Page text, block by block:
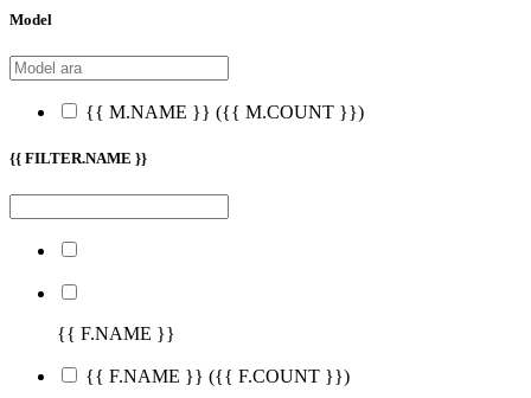
Model
{{ M.NAME }} ({{ M.COUNT }})
{{ FILTER.NAME }}
{{ F.NAME }}
{{ F.NAME }} ({{ F.COUNT }})